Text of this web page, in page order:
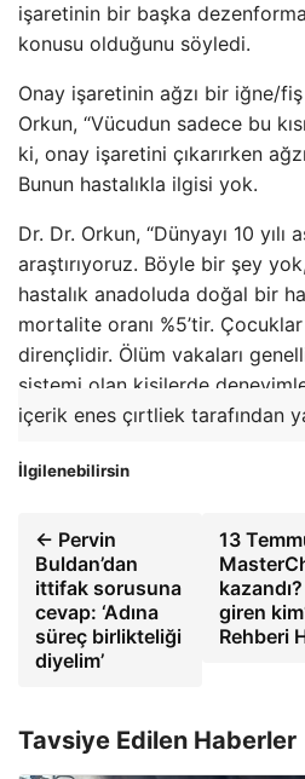
işaretinin bir başka
konusu olduğunu söyledi.
Onay işaretinin ağzı bir iğne/fiş
Orkun, “Vücudun sadece bu
ki, onay işaretini çıkarırken
Bunun hastalıkla ilgisi yok.
Dr. Dr. Orkun, “Dünyayı 10 yılı
araştırıyoruz. Böyle bir şey
hastalık anadoluda doğal bir
mortalite oranı %5’tir.
dirençlidir. Ölüm vakaları
sistemi olan kişilerde
içerik enes çırtliek tarafından
İlgilenebilirsin
← Pervin
Buldan’dan
ittifak sorusuna
cevap: ‘Adına
süreç birlikteliği
diyelim’
13
giren
Rehberi
Tavsiye Edilen Haberler